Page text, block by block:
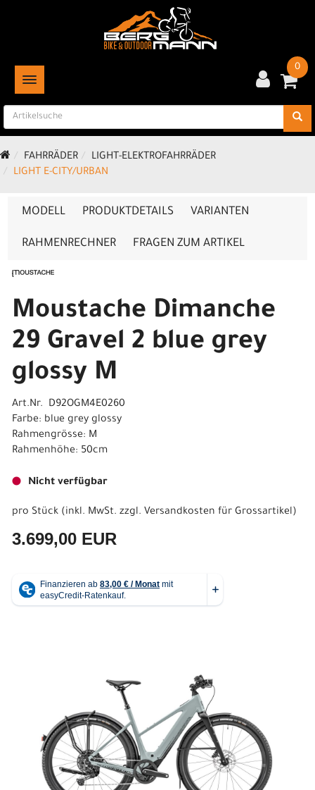
TOGGLE NAVIGATION
0
FAHRRÄDER
LIGHT-ELEKTROFAHRRÄDER
LIGHT E-CITY/URBAN
MODELL PRODUKTDETAILS VARIANTEN
RAHMENRECHNER FRAGEN ZUM ARTIKEL
Moustache Dimanche
29 Gravel 2 blue grey
glossy M
Art.Nr. D92OGM4E0260
Farbe: blue grey glossy
Rahmengrösse: M
Rahmenhöhe: 50cm
Nicht verfügbar
pro Stück (inkl. MwSt. zzgl. Versandkosten für Grossartikel)
3.699,00 EUR